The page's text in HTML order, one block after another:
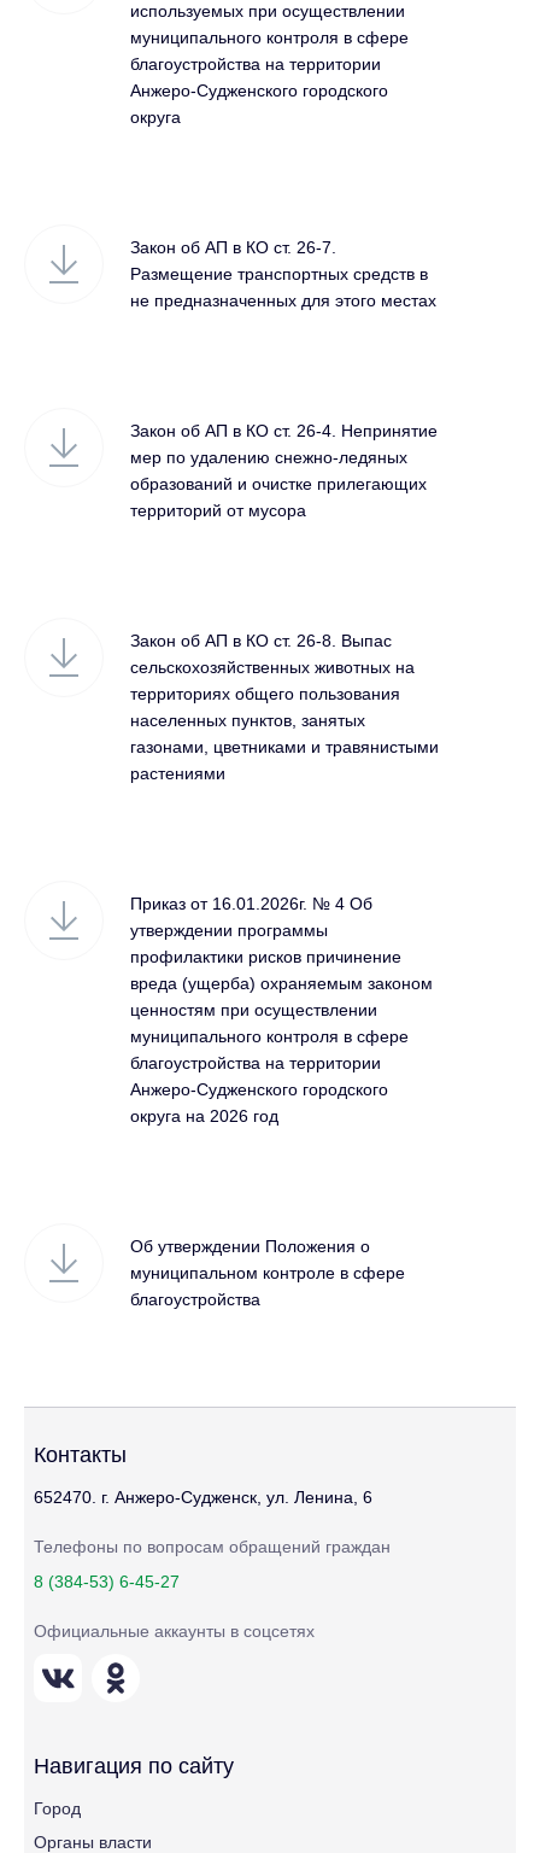
используемых при осуществлении
муниципального контроля в сфере
благоустройства на территории
Анжеро-Судженского городского
округа
Закон об АП в КО ст. 26-7.
Размещение транспортных средств в
не предназначенных для этого местах
Закон об АП в КО ст. 26-4. Непринятие
мер по удалению снежно-ледяных
образований и очистке прилегающих
территорий от мусора
Закон об АП в КО ст. 26-8. Выпас
сельскохозяйственных животных на
территориях общего пользования
населенных пунктов, занятых
газонами, цветниками и травянистыми
растениями
Приказ от 16.01.2026г. № 4 Об
утверждении программы
профилактики рисков причинение
вреда (ущерба) охраняемым законом
ценностям при осуществлении
муниципального контроля в сфере
благоустройства на территории
Анжеро-Судженского городского
округа на 2026 год
Об утверждении Положения о
муниципальном контроле в сфере
благоустройства
Контакты
652470. г. Анжеро-Судженск, ул. Ленина, 6
Телефоны по вопросам обращений граждан
8 (384-53) 6-45-27
Официальные аккаунты в соцсетях
Навигация по сайту
Город
Органы власти